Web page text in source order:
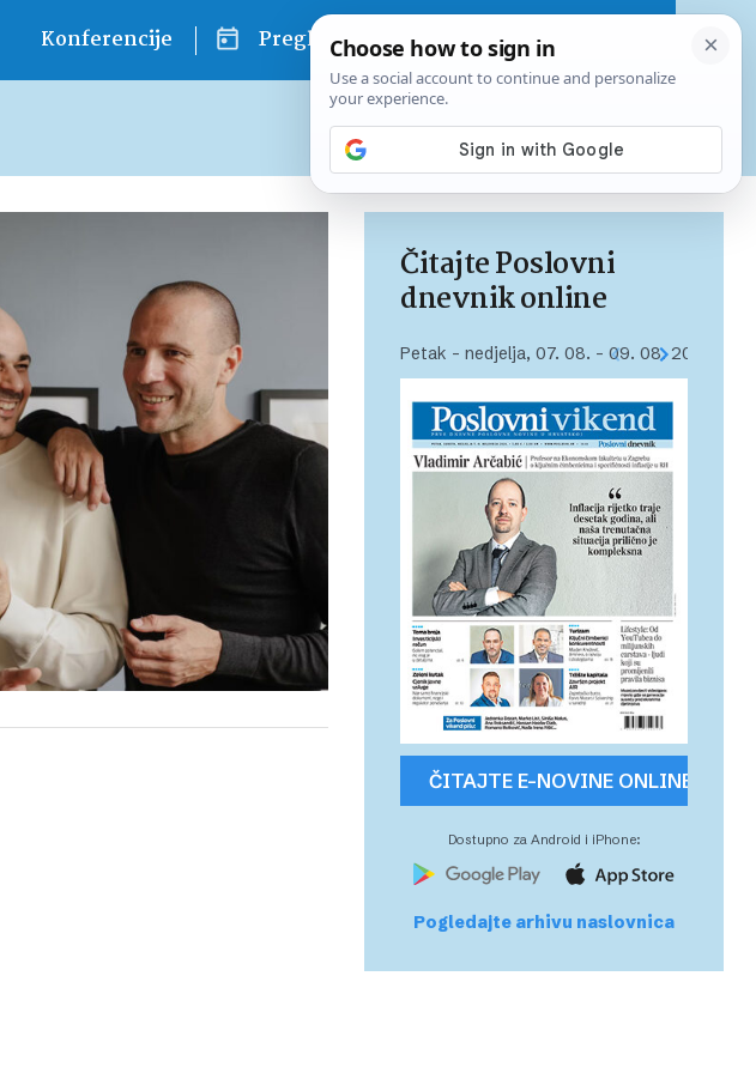
Konferencije Pregled dana
Već od 10 EUR mjesečno
Čitajte Poslovni
dnevnik online
Petak – nedjelja, 07. 08. – 09. 08. 2026.
ČITAJTE E-NOVINE ONLINE
Dostupno za Android i iPhone:
Pogledajte arhivu naslovnica